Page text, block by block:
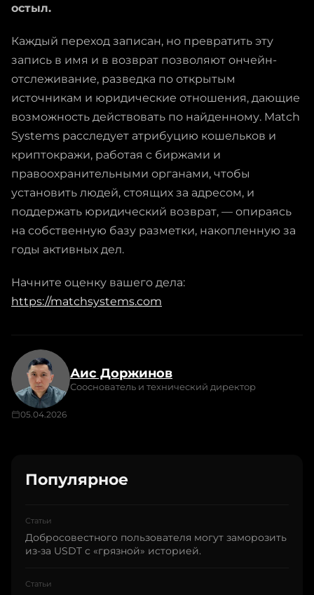
остыл.
Каждый переход записан, но превратить эту
запись в имя и в возврат позволяют ончейн-
отслеживание, разведка по открытым
источникам и юридические отношения, дающие
возможность действовать по найденному. Match
Systems расследует атрибуцию кошельков и
криптокражи, работая с биржами и
правоохранительными органами, чтобы
установить людей, стоящих за адресом, и
поддержать юридический возврат, — опираясь
на собственную базу разметки, накопленную за
годы активных дел.
Начните оценку вашего дела:
https://matchsystems.com
Аис Доржинов
Сооснователь и технический директор
05.04.2026
Популярное
Статьи
Добросовестного пользователя могут заморозить
из-за USDT с «грязной» историей.
Статьи